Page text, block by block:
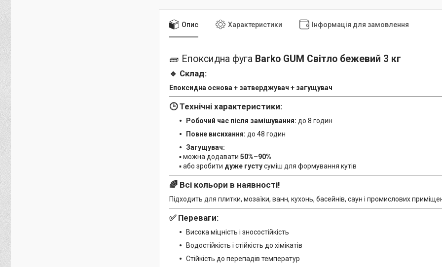
Опис Характеристики Інформація для замовлення
🧱 Епоксидна фуга Barko GUM Світло бежевий 3 кг
🔹 Склад:
Епоксидна основа + затверджувач + загущувач
🕒 Технічні характеристики:
Робочий час після замішування: до 8 годин
Повне висихання: до 48 годин
Загущувач:
▪ можна додавати 50%–90%
▪ або зробити дуже густусуміш для формування кутів
🌈 Всі кольори в наявності!
Підходить для плитки, мозаїки, ванн, кухонь, басейнів, саун і промислових
✅ Переваги:
Висока міцність і зносостійкість
Водостійкість і стійкість до хімікатів
Стійкість до перепадів температур